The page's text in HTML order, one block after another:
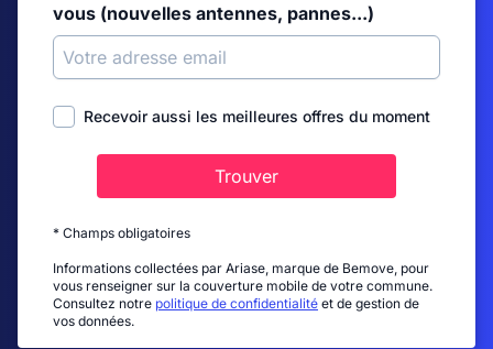
vous (nouvelles antennes, pannes...)
Recevoir aussi les meilleures offres du moment
Trouver
* Champs obligatoires
Informations collectées par Ariase, marque de Bemove, pour
vous renseigner sur la couverture mobile de votre commune.
Consultez notre politique de confidentialité et de gestion de
vos données.